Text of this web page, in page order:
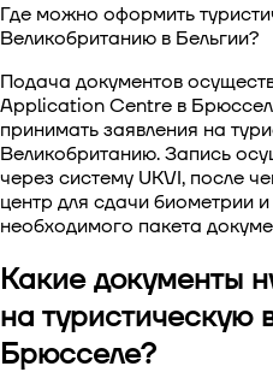
Где можно оформить
Великобританию в Бельгии?
Подача документов
Application Centre в
принимать заявления на
Великобританию. Запись
через систему UKVI, после
центр для сдачи биометрии
необходимого пакета
Какие документы
на туристическую
Брюсселе?